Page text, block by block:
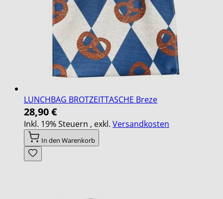
LUNCHBAG BROTZEITTASCHE Breze
28,90 €
Inkl. 19% Steuern , exkl. Versandkosten
In den Warenkorb